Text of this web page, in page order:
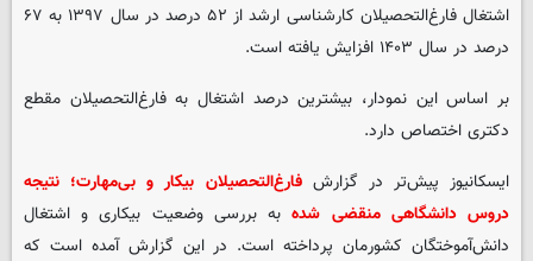
اشتغال فارغ‌التحصیلان کارشناسی ارشد از ۵۲ درصد در سال ۱۳۹۷ به ۶۷
درصد در سال ۱۴۰۳ افزایش یافته است.
بر اساس این نمودار، بیشترین درصد اشتغال به فارغ‌التحصیلان مقطع
دکتری اختصاص دارد.
ایسکانیوز پیش‌تر در گزارش‌فارغ‌التحصیلان بیکار و بی‌مهارت؛ نتیجه
دروس دانشگاهی منقضی شدهبه بررسی وضعیت بیکاری و اشتغال
دانش‌آموختگان کشورمان پرداخته است. در این گزارش آمده است که